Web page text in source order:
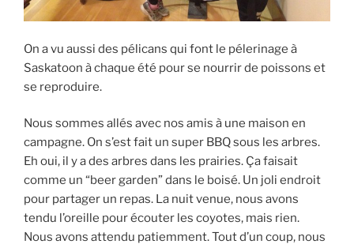
On a vu aussi des pélicans qui font le pélerinage à
Saskatoon à chaque été pour se nourrir de poissons et
se reproduire.
Nous sommes allés avec nos amis à une maison en
campagne. On s’est fait un super BBQ sous les arbres.
Eh oui, il y a des arbres dans les prairies. Ça faisait
comme un “beer garden” dans le boisé. Un joli endroit
pour partager un repas. La nuit venue, nous avons
tendu l’oreille pour écouter les coyotes, mais rien.
Nous avons attendu patiemment. Tout d’un coup, nous